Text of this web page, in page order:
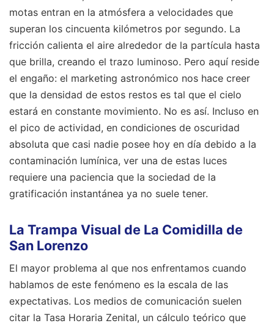
motas entran en la atmósfera a velocidades que
superan los cincuenta kilómetros por segundo. La
fricción calienta el aire alrededor de la partícula hasta
que brilla, creando el trazo luminoso. Pero aquí reside
el engaño: el marketing astronómico nos hace creer
que la densidad de estos restos es tal que el cielo
estará en constante movimiento. No es así. Incluso en
el pico de actividad, en condiciones de oscuridad
absoluta que casi nadie posee hoy en día debido a la
contaminación lumínica, ver una de estas luces
requiere una paciencia que la sociedad de la
gratificación instantánea ya no suele tener.
La Trampa Visual de La Comidilla de
San Lorenzo
El mayor problema al que nos enfrentamos cuando
hablamos de este fenómeno es la escala de las
expectativas. Los medios de comunicación suelen
citar la Tasa Horaria Zenital, un cálculo teórico que